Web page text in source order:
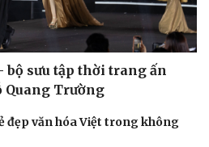
bộ sưu tập thời trang ấn
Quang Trường
đẹp văn hóa Việt trong không